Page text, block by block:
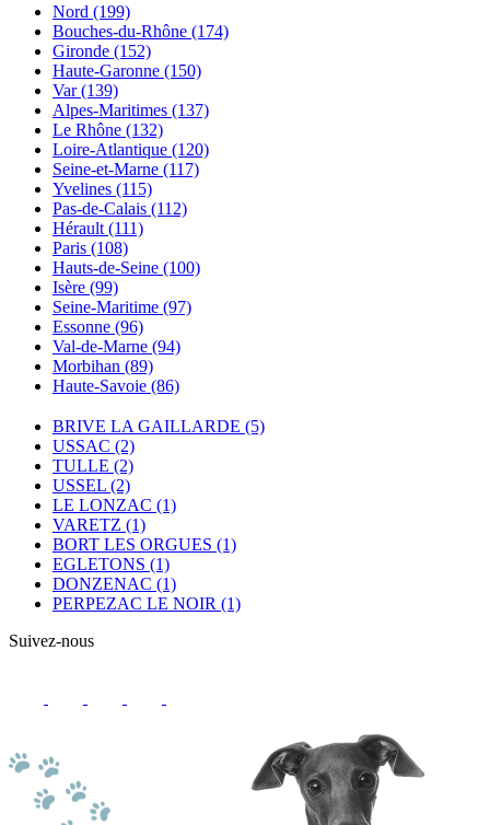
Nord (199)
Bouches-du-Rhône (174)
Gironde (152)
Haute-Garonne (150)
Var(139)
Alpes-Maritimes (137)
Le Rhône (132)
Loire-Atlantique (120)
Seine-et-Marne (117)
Yvelines (115)
Pas-de-Calais (112)
Hérault (111)
Paris (108)
Hauts-de-Seine (100)
Isère (99)
Seine-Maritime (97)
Essonne (96)
Val-de-Marne (94)
Morbihan (89)
Haute-Savoie (86)
BRIVE LA GAILLARDE (5)
USSAC (2)
TULLE (2)
USSEL (2)
LE LONZAC (1)
VARETZ (1)
BORT LES ORGUES (1)
EGLETONS (1)
DONZENAC (1)
PERPEZAC LE NOIR (1)
Suivez-nous